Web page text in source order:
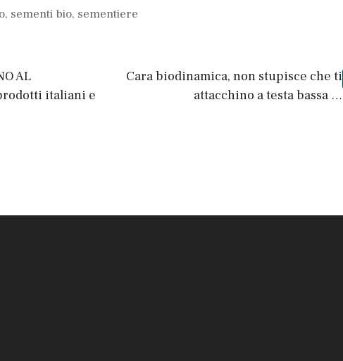
, sementi bio, sementiere
AL
italiani e
Cara biodinamica, non stupisce che ti
attacchino a testa bassa …